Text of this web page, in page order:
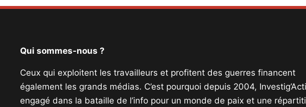
Qui sommes-nous ?
Ceux qui exploitent les travailleurs et profitent des guerres financent
également les grands médias. C’est pourquoi depuis 2004,
engagé dans la bataille de l’info pour un monde de paix et une